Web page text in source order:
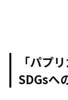
「パプ
SDGsへ